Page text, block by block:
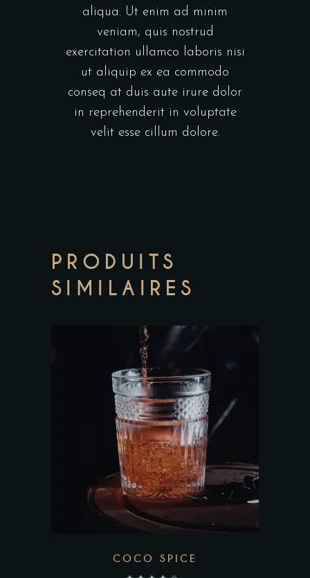
aliqua. Ut enim ad minim
veniam, quis nostrud
exercitation ullamco laboris nisi
ut aliquip ex ea commodo
conseq at duis aute irure dolor
in reprehenderit in voluptate
velit esse cillum dolore.
PRODUITS
SIMILAIRES
Add to wishlist
COCO SPICE